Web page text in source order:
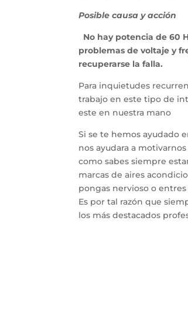
Posible causa y acción
No hay potencia de 60
problemas de voltaje y
recuperarse la falla.
Para inquietudes
trabajo en este tipo de
este en nuestra mano
Si se te hemos ayudado
nos ayudara a
como sabes siempre
marcas de aires
pongas nervioso o
Es por tal razón que
los más destacados